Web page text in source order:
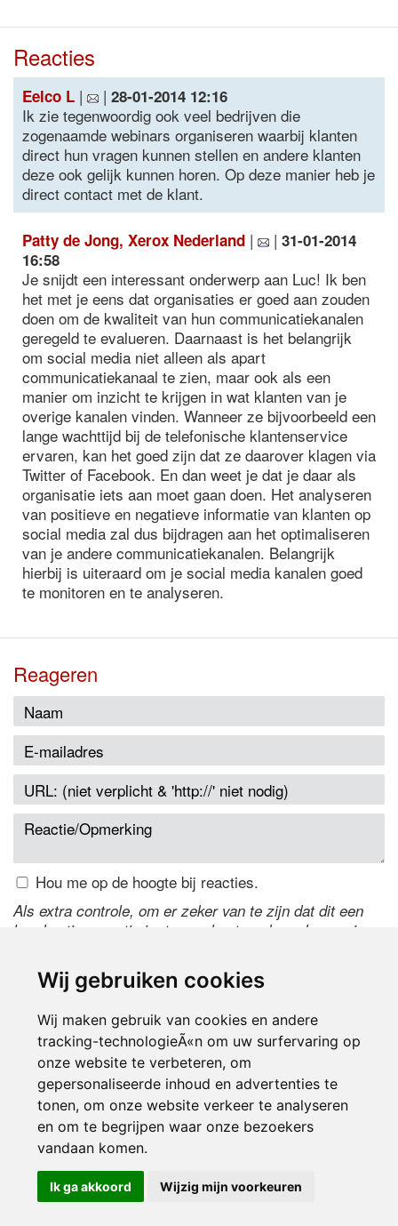
Wij gebruiken cookies
Wij maken gebruik van cookies en andere
tracking-technologieÃ«n om uw surfervaring op
onze website te verbeteren, om
gepersonaliseerde inhoud en advertenties te
tonen, om onze website verkeer te analyseren
en om te begrijpen waar onze bezoekers
vandaan komen.
Ik ga akkoord Wijzig mijn voorkeuren
Reacties
Eelco L | | 28-01-2014 12:16
Ik zie tegenwoordig ook veel bedrijven die
zogenaamde webinars organiseren waarbij klanten
direct hun vragen kunnen stellen en andere klanten
deze ook gelijk kunnen horen. Op deze manier heb je
direct contact met de klant.
Patty de Jong, Xerox Nederland | | 31-01-2014
16:58
Je snijdt een interessant onderwerp aan Luc! Ik ben
het met je eens dat organisaties er goed aan zouden
doen om de kwaliteit van hun communicatiekanalen
geregeld te evalueren. Daarnaast is het belangrijk
om social media niet alleen als apart
communicatiekanaal te zien, maar ook als een
manier om inzicht te krijgen in wat klanten van je
overige kanalen vinden. Wanneer ze bijvoorbeeld een
lange wachttijd bij de telefonische klantenservice
ervaren, kan het goed zijn dat ze daarover klagen via
Twitter of Facebook. En dan weet je dat je daar als
organisatie iets aan moet gaan doen. Het analyseren
van positieve en negatieve informatie van klanten op
social media zal dus bijdragen aan het optimaliseren
van je andere communicatiekanalen. Belangrijk
hierbij is uiteraard om je social media kanalen goed
te monitoren en te analyseren.
Reageren
Hou me op de hoogte bij reacties.
Als extra controle, om er zeker van te zijn dat dit een
handmatige reactie is, typ onderstaande code over in
de code te wijzigen.
© 2000-2026 UFE Media:Managersonline.nl|Brisk magazine
Partners:Autowereld.com